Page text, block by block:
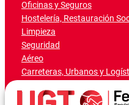
Oficinas y Seguros
Hostelería, Restauración
Limpieza
Seguridad
Aéreo
Carreteras, Urbanos y
Marítimo-Portuario